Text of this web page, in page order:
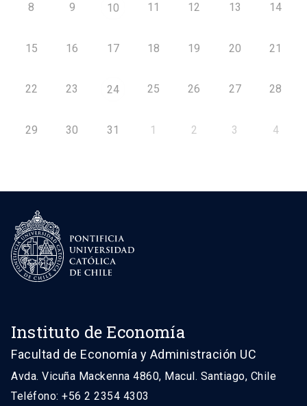
8 9 10 11 12 13 14
15 16 17 18 19 20 21
22 23 24 25 26 27 28
29 30 31 1 2 3 4
Instituto de Economía
Facultad de Economía y Administración UC
Avda. Vicuña Mackenna 4860, Macul. Santiago, Chile
Teléfono: +56 2 2354 4303